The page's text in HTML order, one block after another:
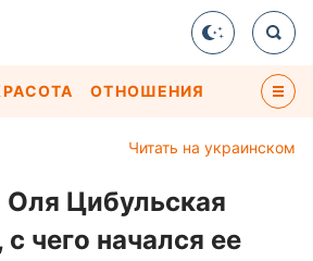
ОТНОШЕНИЯ
Читать на украинском
Оля Цибульская
чего начался ее